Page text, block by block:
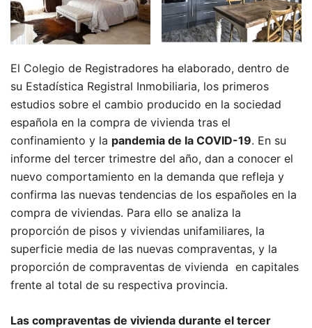
El Colegio de Registradores ha elaborado, dentro de
su Estadística Registral Inmobiliaria, los primeros
estudios sobre el cambio producido en la sociedad
española en la compra de vivienda tras el
confinamiento y la pandemia de la COVID-19. En su
informe del tercer trimestre del año, dan a conocer el
nuevo comportamiento en la demanda que refleja y
confirma las nuevas tendencias de los españoles en la
compra de viviendas. Para ello se analiza la
proporción de pisos y viviendas unifamiliares, la
superficie media de las nuevas compraventas, y la
proporción de compraventas de vivienda en capitales
frente al total de su respectiva provincia.
Las compraventas de vivienda durante el tercer